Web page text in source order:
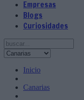
Empresas
Blogs
Curiosidades
Inicio
Canarias